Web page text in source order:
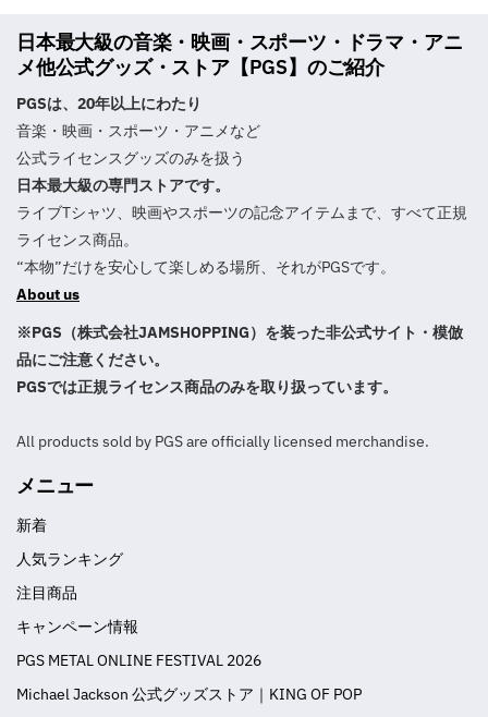
日本最大級の音楽・映画・スポーツ・ドラマ・アニ
メ他公式グッズ・ストア【PGS】のご紹介
PGSは、20年以上にわたり
音楽・映画・スポーツ・アニメなど
公式ライセンスグッズのみを扱う
日本最大級の専門ストアです。
ライブTシャツ、映画やスポーツの記念アイテムまで、すべて正規
ライセンス商品。
“本物”だけを安心して楽しめる場所、それがPGSです。
About us
※PGS（株式会社JAMSHOPPING）を装った非公式サイト・模倣
品にご注意ください。
PGSでは正規ライセンス商品のみを取り扱っています。
All products sold by PGS are officially licensed merchandise.
メニュー
新着
人気ランキング
注目商品
キャンペーン情報
PGS METAL ONLINE FESTIVAL 2026
Michael Jackson 公式グッズストア｜KING OF POP